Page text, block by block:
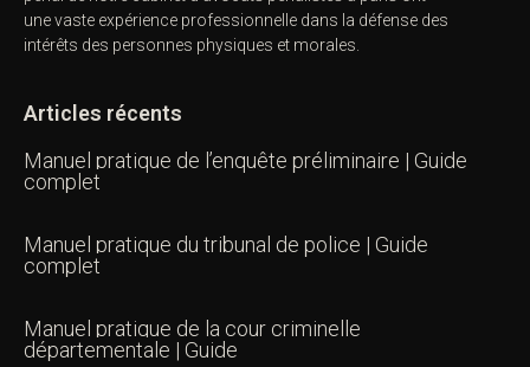
une vaste expérience professionnelle dans la défense des
intérêts des personnes physiques et morales.
Articles récents
Manuel pratique de l’enquête préliminaire | Guide
complet
Manuel pratique du tribunal de police | Guide
complet
Manuel pratique de la cour criminelle
départementale | Guide